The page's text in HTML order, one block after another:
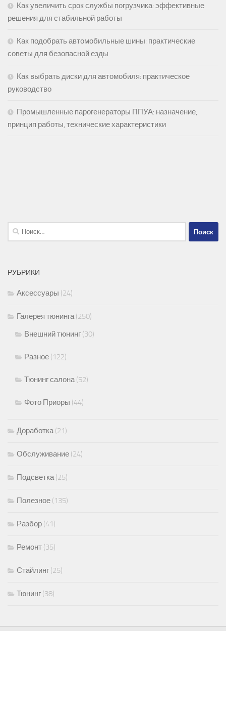
Как увеличить срок службы погрузчика: эффективные
решения для стабильной работы
Как подобрать автомобильные шины: практические
советы для безопасной езды
Как выбрать диски для автомобиля: практическое
руководство
Промышленные парогенераторы ППУА: назначение,
принцип работы, технические характеристики
Найти:
РУБРИКИ
Аксессуары (24)
Галерея тюнинга(250)
Внешний тюнинг (30)
Разное (122)
Тюнинг салона(52)
Фото Приоры (44)
Доработка(21)
Обслуживание (24)
Подсветка(25)
Полезное (135)
Разбор (41)
Ремонт (35)
Стайлинг (25)
Тюнинг (38)